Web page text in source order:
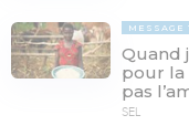
MESSAGE
Quand
pour la
pas
SEL